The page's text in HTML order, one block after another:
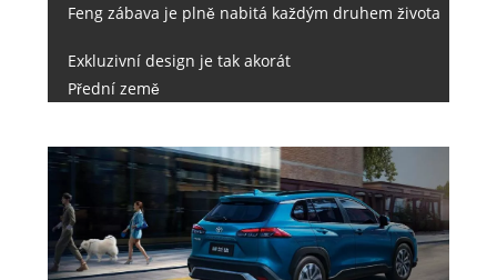
Feng zábava je plně nabitá každým druhem života
Exkluzivní design je tak akorát
Přední země